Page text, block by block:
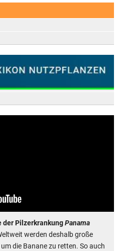
der PilzerkrankungPanama
werden deshalb große
die Banane zu retten. So auch